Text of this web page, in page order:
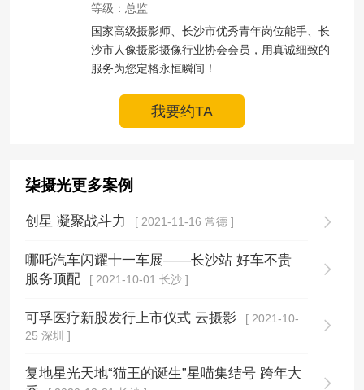
等级：总监
国家高级摄影师、长沙市优秀青年岗位能手、长
沙市人像摄影摄像行业协会会员，用真诚细致的
服务为您定格永恒瞬间！
我要约TA
柒摄光更多案例
创星 凝聚战斗力 [ 2021-11-16 常德 ]
哪吒汽车闪耀十一车展——长沙站 好车不贵
服务顶配
[ 2021-10-01 长沙 ]
可孚医疗新股发行上市仪式 云摄影
[ 2021-10-
25 深圳 ]
复地星光天地“猫王的诞生”星喵集结号 跨年大